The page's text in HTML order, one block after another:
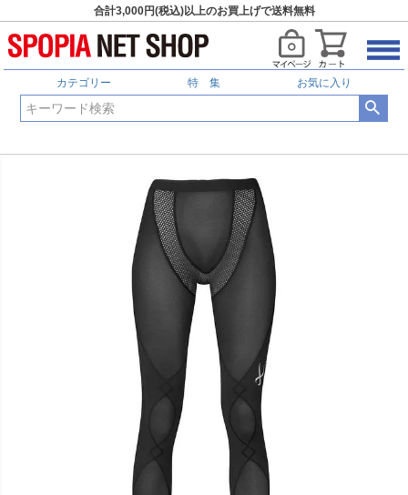
合計3,000円(税込)以上のお買上げで送料無料
カテゴリー 特 集 お気に入り